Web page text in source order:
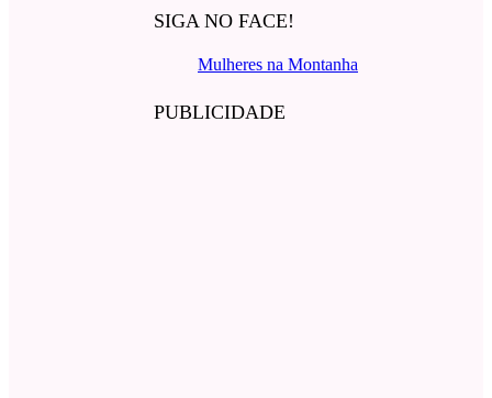
SIGA NO FACE!
Mulheres na Montanha
PUBLICIDADE